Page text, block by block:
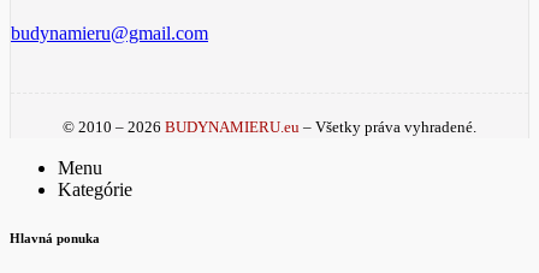
budynamieru@gmail.com
© 2010 – 2026 BUDYNAMIERU.eu – Všetky práva vyhradené.
Menu
Kategórie
Hlavná ponuka